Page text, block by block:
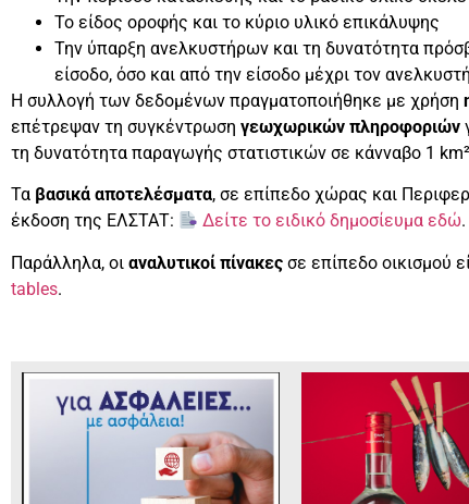
Το είδος οροφής και το κύριο υλικό επικάλυψης
Την ύπαρξη ανελκυστήρων και τη δυνατότητα
είσοδο, όσο και από την είσοδο μέχρι τον
Η συλλογή των δεδομένων πραγματοποιήθηκε με χρήση
επέτρεψαν τη συγκέντρωση γεωχωρικών πληροφοριών
τη δυνατότητα παραγωγής στατιστικών σε κάνναβο 1
Τα βασικά αποτελέσματα, σε επίπεδο χώρας και
έκδοση της ΕΛΣΤΑΤ:
Δείτε το ειδικό δημοσίευμα εδώ.
Παράλληλα, οι αναλυτικοί πίνακες σε επίπεδο οικισμού
tables.